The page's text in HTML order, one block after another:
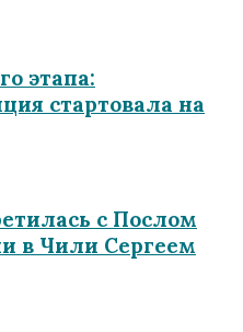
этапа:
стартовала на
с Послом
в Чили Сергеем